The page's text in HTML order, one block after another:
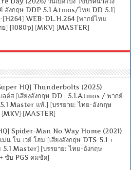
อังกฤษ DDP 5.1 Atmos/ไทย DD 5.1]-
[H264] WEB-DL.H.264 [พากย์ไทย
ย] [1080p] [MKV] [MASTER]
HQ] Thunderbolts (2025)
ลต์ส [เสียงอังกฤษ DD+ 5.1.Atmos / พากย์
Master แท้.] [บรรยาย: ไทย-อังกฤษ
[MASTER]
Spider-Man No Way Home (2021)
มน โน เวย์ โฮม [เสียงอังกฤษ DTS-5.1 +
5.1 Master] [บรรยาย: ไทย-อังกฤษ
ซับ PGS คมชัด]